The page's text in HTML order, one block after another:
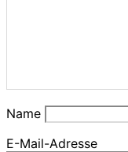
Name
E-Mail-Adresse